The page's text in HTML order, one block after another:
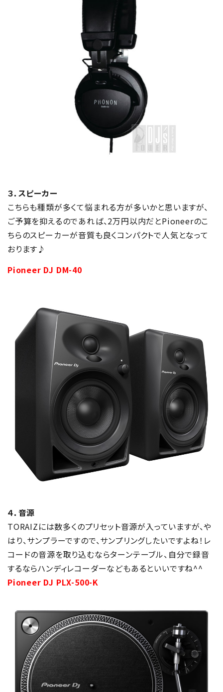
３．スピーカー
こちらも種類が多くて悩まれる方が多いかと思いますが、
ご予算を抑えるのであれば、2万円以内だとPioneerのこ
ちらのスピーカーが音質も良くコンパクトで人気となって
おります♪
Pioneer DJ DM-40
４．音源
TORAIZには数多くのプリセット音源が入っていますが、や
はり、サンプラーですので、サンプリングしたいですよね！レ
コードの音源を取り込むならターンテーブル、自分で録音
するならハンディレコーダーなどもあるといいですね^^
Pioneer DJ PLX-500-K